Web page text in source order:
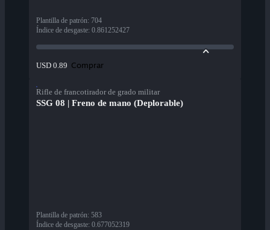
Plantilla de patrón: 704
Índice de desgaste: 0.861252427
USD 0.89 Comprar
Rifle de francotirador de grado militar
SSG 08 | Freno de mano (Deplorable)
Plantilla de patrón: 583
Índice de desgaste: 0.677052319